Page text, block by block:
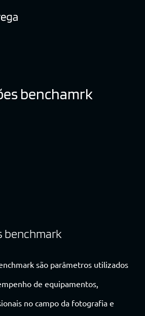
benchamrk
benchmark
são parâmetros utilizados
de equipamentos,
no campo da fotografia e